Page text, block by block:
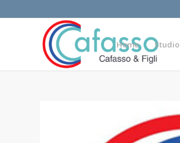
Home Studio